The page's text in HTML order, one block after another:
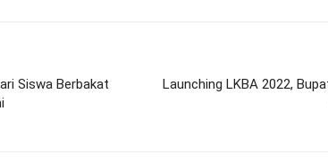
Siswa Berbakat
Launching LKBA 2022,